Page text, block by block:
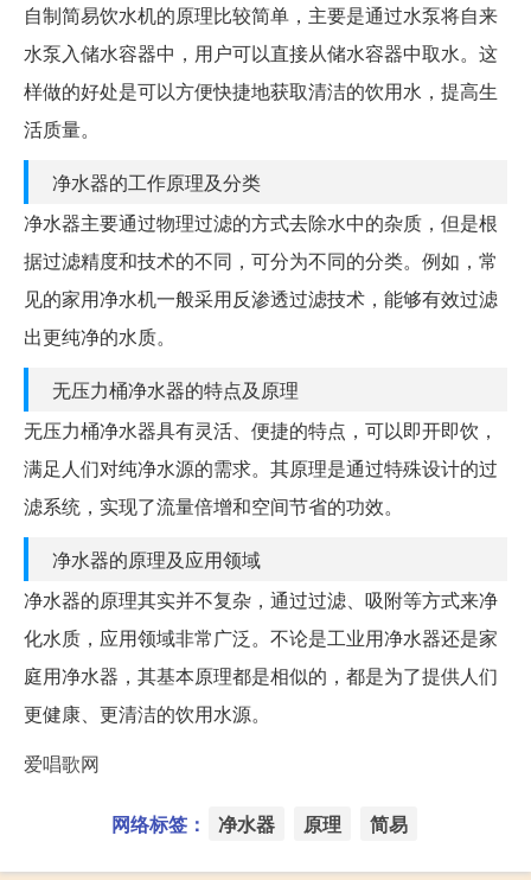
自制简易饮水机的原理比较简单，主要是通过水泵将自来
水泵入储水容器中，用户可以直接从储水容器中取水。这
样做的好处是可以方便快捷地获取清洁的饮用水，提高生
活质量。
净水器的工作原理及分类
净水器主要通过物理过滤的方式去除水中的杂质，但是根
据过滤精度和技术的不同，可分为不同的分类。例如，常
见的家用净水机一般采用反渗透过滤技术，能够有效过滤
出更纯净的水质。
无压力桶净水器的特点及原理
无压力桶净水器具有灵活、便捷的特点，可以即开即饮，
满足人们对纯净水源的需求。其原理是通过特殊设计的过
滤系统，实现了流量倍增和空间节省的功效。
净水器的原理及应用领域
净水器的原理其实并不复杂，通过过滤、吸附等方式来净
化水质，应用领域非常广泛。不论是工业用净水器还是家
庭用净水器，其基本原理都是相似的，都是为了提供人们
更健康、更清洁的饮用水源。
爱唱歌网
网络标签： 净水器 原理 简易